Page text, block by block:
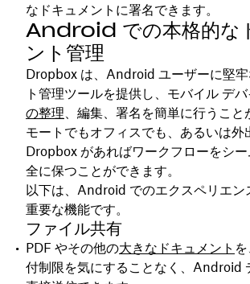
なドキュメントに署名できます。
Android での本格的な
ント管理
Dropbox は、Android ユーザーに堅
ト管理ツールを提供し、モバイル デ
の整理 、編集、署名を簡単に行うこと
モートでもオフィスでも、あるいは外
Dropbox があればワークフローをシ
全に保つことができます。
以下は、Android でのエクスペリエン
重要な機能です。
ファイル共有
PDF やその他の大きなドキュメント
付制限を気にすることなく、Android